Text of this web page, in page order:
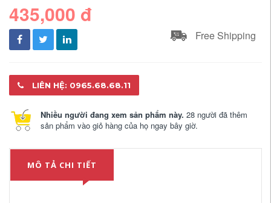
435,000 đ
Free Shipping
LIÊN HỆ: 0965.68.68.11
Nhiều người đang xem sản phẩm này. 28 người đã thêm
sản phẩm vào giỏ hàng của họ ngay bây giờ.
MÔ TẢ CHI TIẾT